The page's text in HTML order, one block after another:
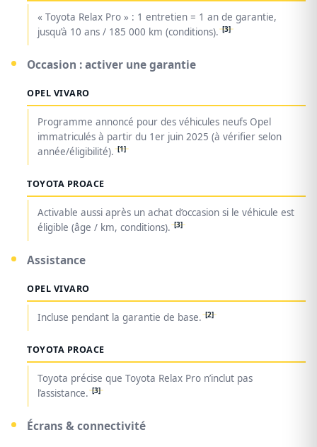
« Toyota Relax Pro » : 1 entretien = 1 an de garantie,
jusqu’à 10 ans / 185 000 km (conditions). [3]
Occasion : activer une garantie
OPEL VIVARO
Programme annoncé pour des véhicules neufs Opel
immatriculés à partir du 1er juin 2025 (à vérifier selon
année/éligibilité). [1]
TOYOTA PROACE
Activable aussi après un achat d’occasion si le véhicule est
éligible (âge / km, conditions). [3]
Assistance
OPEL VIVARO
Incluse pendant la garantie de base. [2]
TOYOTA PROACE
Toyota précise que Toyota Relax Pro n’inclut pas
l’assistance. [3]
Écrans & connectivité